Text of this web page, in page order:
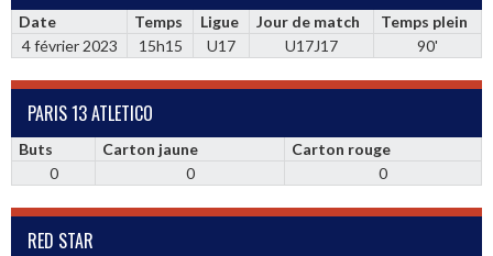
Date Temps Ligue Jour de match
Temps plein
4 février 2023
15h15 U17 U17J17 90'
PARIS 13 ATLETICO
Buts Carton jaune
Carton rouge
0
0 0
RED STAR